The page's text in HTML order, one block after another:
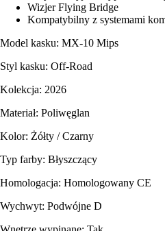
Wizjer Flying Bridge
Kompatybilny z systemami
Model kasku: MX-10 Mips
Styl kasku: Off-Road
Kolekcja: 2026
Materiał: Poliwęglan
Kolor: Żółty / Czarny
Typ farby: Błyszczący
Homologacja: Homologowany CE
Wychwyt: Podwójne D